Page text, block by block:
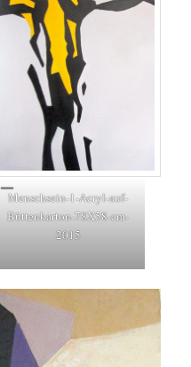
Menschsein-1-Acryl-auf-
Büttenkarton-78X58-cm-
2015